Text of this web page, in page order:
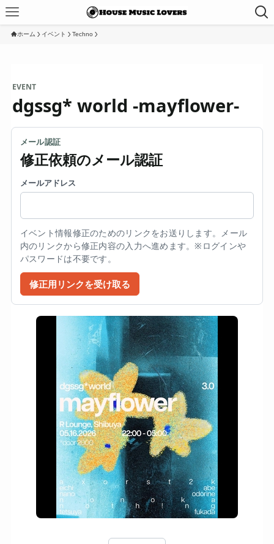
ホーム イベント Techno
EVENT
dgssg* world -mayflower-
メール認証
修正依頼のメール認証
メールアドレス
イベント情報修正のためのリンクをお送りします。メール
内のリンクから修正内容の入力へ進めます。※ログインや
パスワードは不要です。
修正用リンクを受け取る